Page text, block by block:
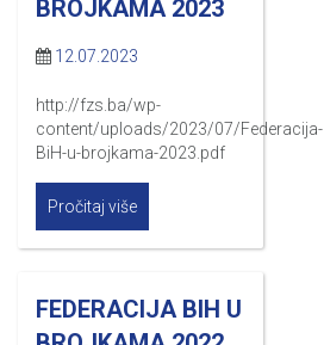
BROJKAMA 2023
12.07.2023
http://fzs.ba/wp-
content/uploads/2023/07/Federacija-
BiH-u-brojkama-2023.pdf
Pročitaj više
FEDERACIJA BIH U